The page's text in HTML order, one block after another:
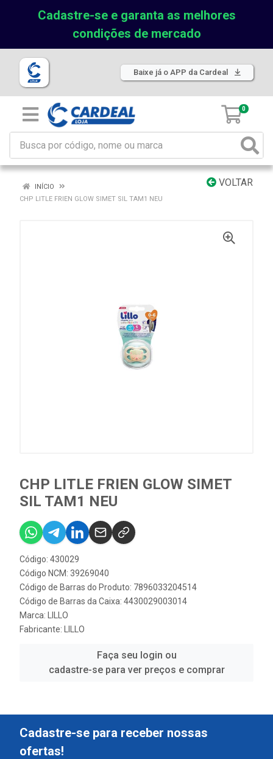
Cadastre-se e garanta as melhores
condições de mercado
Baixe já o APP da Cardeal
0
VOLTAR
INÍCIO
CHP LITLE FRIEN GLOW SIMET SIL TAM1 NEU
CHP LITLE FRIEN GLOW SIMET
SIL TAM1 NEU
Código: 430029
Código NCM: 39269040
Código de Barras do Produto: 7896033204514
Código de Barras da Caixa: 4430029003014
Marca:
LILLO
Fabricante:
LILLO
Faça seu login ou
cadastre-se para ver preços e comprar
Cadastre-se para receber nossas
ofertas!